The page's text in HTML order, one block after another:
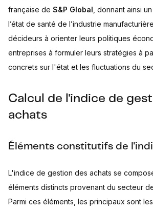
française de S&P Global , donnant ainsi
l’état de santé de l’industrie
décideurs à orienter leurs politiques
entreprises à formuler leurs stratégies à
concrets sur l'état et les fluctuations du
Calcul de l'indice de
achats
Éléments constitutifs de
L'indice de gestion des achats se
éléments distincts provenant du secteur
Parmi ces éléments, les principaux sont